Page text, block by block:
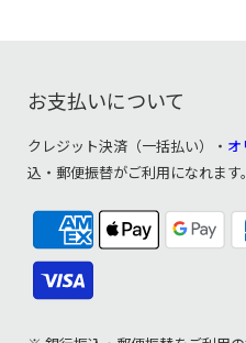
お支払いについて
クレジット決済（一括払い）・ オ
込・郵便振替がご利用になれます。